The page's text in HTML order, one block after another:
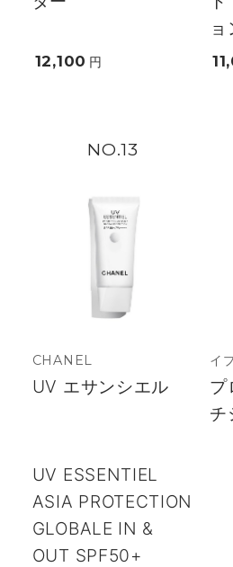
12,100 円
13
CHANEL
UV エサンシエル
UV ESSENTIEL
ASIA PROTECTION
GLOBALE IN &
OUT SPF50+
イ
プ
チ